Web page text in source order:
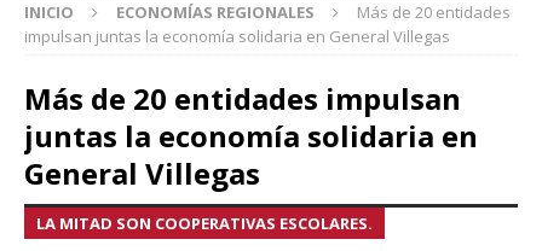
INICIO ECONOMÍAS REGIONALES
Más de 20 entidades
impulsan juntas la economía solidaria en General Villegas
Más de 20 entidades impulsan
juntas la economía solidaria en
General Villegas
LA MITAD SON COOPERATIVAS ESCOLARES.